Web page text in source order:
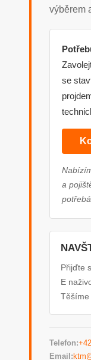
výběrem
se
a
Přijďte
E
Těšíme
Telefon:
Email: